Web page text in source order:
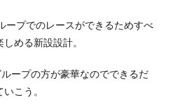
ープでのレースができるためすべ
める新設設計。
ープの方が豪華なのでできるだ
こう。